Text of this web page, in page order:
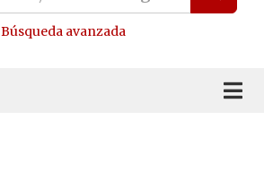
Búsqueda avanzada